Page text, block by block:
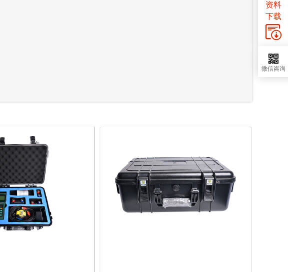
资料
下载
微信咨询